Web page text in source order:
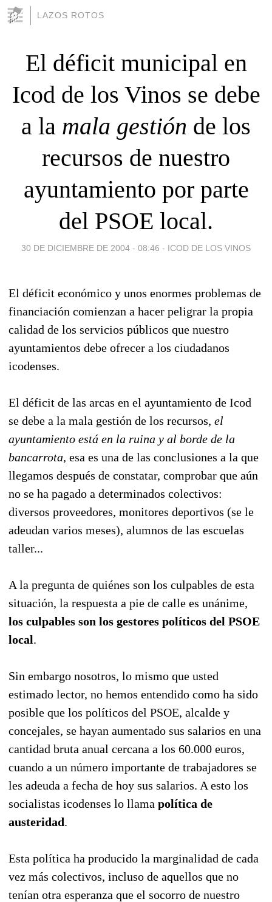
LAZOS ROTOS
El déficit municipal en
Icod de los Vinos se debe
a la mala gestión de los
recursos de nuestro
ayuntamiento por parte
del PSOE local.
30 DE DICIEMBRE DE 2004 - 08:46 - ICOD DE LOS VINOS
El déficit económico y unos enormes problemas de
financiación comienzan a hacer peligrar la propia
calidad de los servicios públicos que nuestro
ayuntamientos debe ofrecer a los ciudadanos
icodenses.
El déficit de las arcas en el ayuntamiento de Icod
se debe a la mala gestión de los recursos, el
ayuntamiento está en la ruina y al borde de la
bancarrota, esa es una de las conclusiones a la que
llegamos después de constatar, comprobar que aún
no se ha pagado a determinados colectivos:
diversos proveedores, monitores deportivos (se le
adeudan varios meses), alumnos de las escuelas
taller...
A la pregunta de quiénes son los culpables de esta
situación, la respuesta a pie de calle es unánime,
los culpables son los gestores políticos del PSOE
local.
Sin embargo nosotros, lo mismo que usted
estimado lector, no hemos entendido como ha sido
posible que los políticos del PSOE, alcalde y
concejales, se hayan aumentado sus salarios en una
cantidad bruta anual cercana a los 60.000 euros,
cuando a un número importante de trabajadores se
les adeuda a fecha de hoy sus salarios. A esto los
socialistas icodenses lo llama política de
austeridad.
Esta política ha producido la marginalidad de cada
vez más colectivos, incluso de aquellos que no
tenían otra esperanza que el socorro de nuestro